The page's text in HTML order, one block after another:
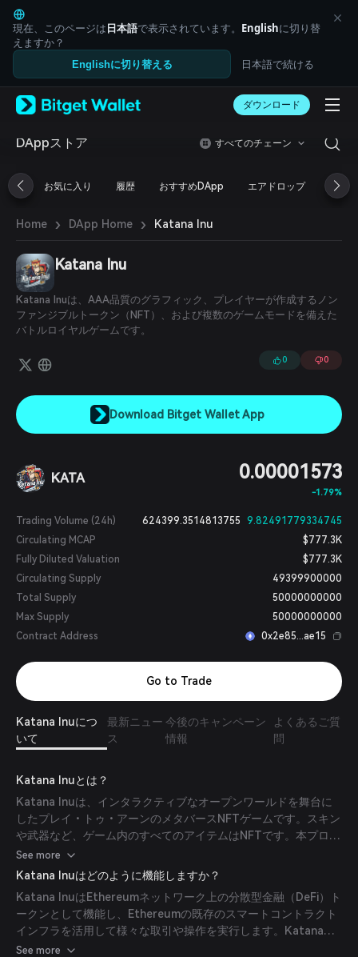
English
日本語
Tiếng Việt
Русский
Español (Latinoamérica)
Italiano
Deutsch
繁體中文
Português (Portugal)
ภาษาไทย
العربية
हिन्दी
বাংলা
Español
Português (Brasil)
Español (Argentina)
現在、このページは日本語で表示されています。 Englishに切り替
えますか？
Englishに切り替える 日本語で続ける
ダウンロード
DAppストア すべてのチェーン
お気に入り 履歴 おすすめDApp エアドロップ DeFi
Home › DApp Home › Katana Inu
Katana Inu
Katana Inuは、AAA品質のグラフィック、プレイヤーが作成するノン
ファンジブルトークン（NFT）、および複数のゲームモードを備えた
バトルロイヤルゲームです。
0 0
Download Bitget Wallet App
KATA 0.00001573
-1.79%
Trading Volume (24h) 624399.3514813755
9.82491779334745
Circulating MCAP
$777.3K
Fully Diluted Valuation
$777.3K
Circulating Supply
49399900000
Total Supply
50000000000
Max Supply
50000000000
Contract Address
0x2e85...ae15
Go to Trade
Katana Inuにつ
いて
最新ニュー
ス
今後のキャンペーン
情報
よくあるご質
問
Katana Inuとは？
Katana Inuは、インタラクティブなオープンワールドを舞台に
したプレイ・トゥ・アーンのメタバースNFTゲームです。スキン
や武器など、ゲーム内のすべてのアイテムはNFTです。本プロジ
ェクトは、オートステーキングによるゲーム内報酬方法など独自
のゲーム提供を通じて、ゲームとNFTクリプトの革新推進に焦点
coingecko.com )
See more
Katana Inuはどのように機能しますか？
Katana InuはEthereumネットワーク上の分散型金融（DeFi）ト
ークンとして機能し、Ethereumの既存のスマートコントラクト
インフラを活用して様々な取引や操作を実行します。Katana
Inuを支配する主なコンセプトは、DeFiとノンファンジブルトー
See more